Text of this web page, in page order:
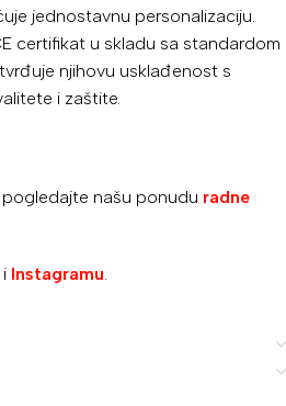
jednostavnu personalizaciju.
certifikat u skladu sa standardom
njihovu usklađenost s
i zaštite.
našu ponudu radne
i Instagramu.